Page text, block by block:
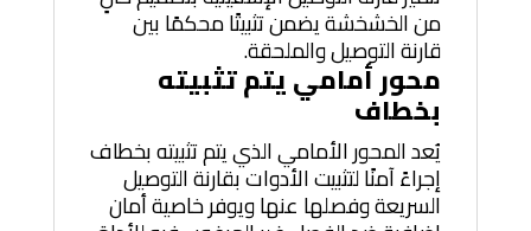
من الخشخشة يضمن تثبيتًا محكمًا بين
قارنة التوصيل والملحقة.
محور أمامي يتم تثبيته
بخطاف
يُعد المحور الأمامي الذي يتم تثبيته بخطاف
إجراءً آمنًا لتثبيت الأدوات بقارنة التوصيل
السريعة وفصلها عنها ويوفر خاصية أمان